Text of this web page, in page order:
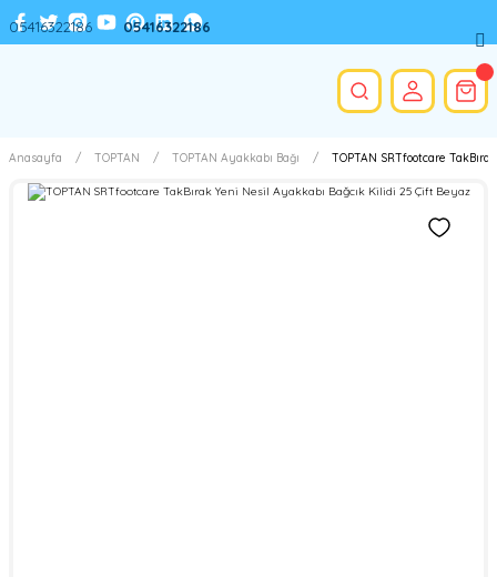
Anasayfa TOPTAN TOPTAN Ayakkabı Bağı TOPTAN SRTfootcare
05416322186 05416322186